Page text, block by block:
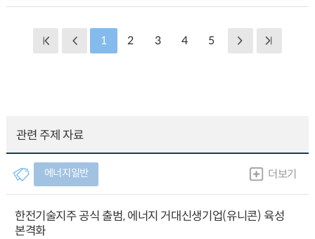
1 2 3 4 5
관련 주제 자료
에너지일반 더보기
한전기술지주 공식 출범, 에너지 거대신생기업(유니콘) 육성
본격화